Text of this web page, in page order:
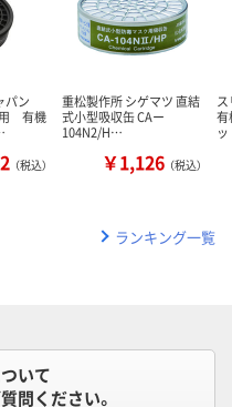
パン
有機
（税込）
重松製作所 シゲマツ 直結
式小型吸収缶 CAー
104N2/H…
￥1,126 （税込）
有
ランキング一覧
いて
問ください。